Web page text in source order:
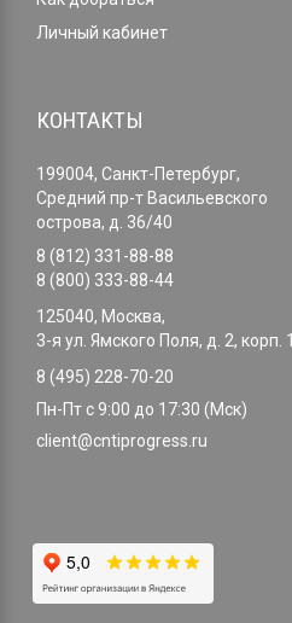
Личный кабинет
КОНТАКТЫ
199004, Санкт-Петербург,
Средний пр-т Васильевского
острова, д. 36/40
8 (812) 331-88-88
8 (800) 333-88-44
125040, Москва,
3-я ул. Ямского Поля, д. 2, корп. 1
8 (495) 228-70-20
Пн-Пт с 9:00 до 17:30 (Мск)
client@cntiprogress.ru